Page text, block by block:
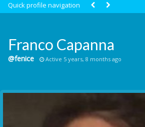
Groups
Communication Point
Quick profile navigation
Franco Capanna
@fenice Active 5 years, 8 months ago